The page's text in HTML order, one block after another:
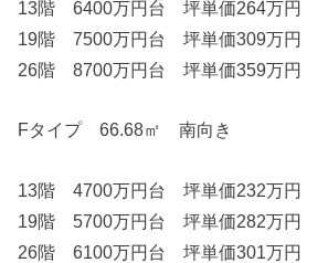
13階 6400万円台 坪単価264万円
19階 7500万円台 坪単価309万円
26階 8700万円台 坪単価359万円
Fタイプ 66.68㎡ 南向き
13階 4700万円台 坪単価232万円
19階 5700万円台 坪単価282万円
26階 6100万円台 坪単価301万円